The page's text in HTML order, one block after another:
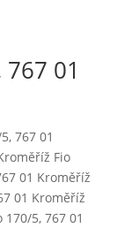
01
767 01
Fio
01 Kroměříž
01 Kroměříž
170/5, 767 01